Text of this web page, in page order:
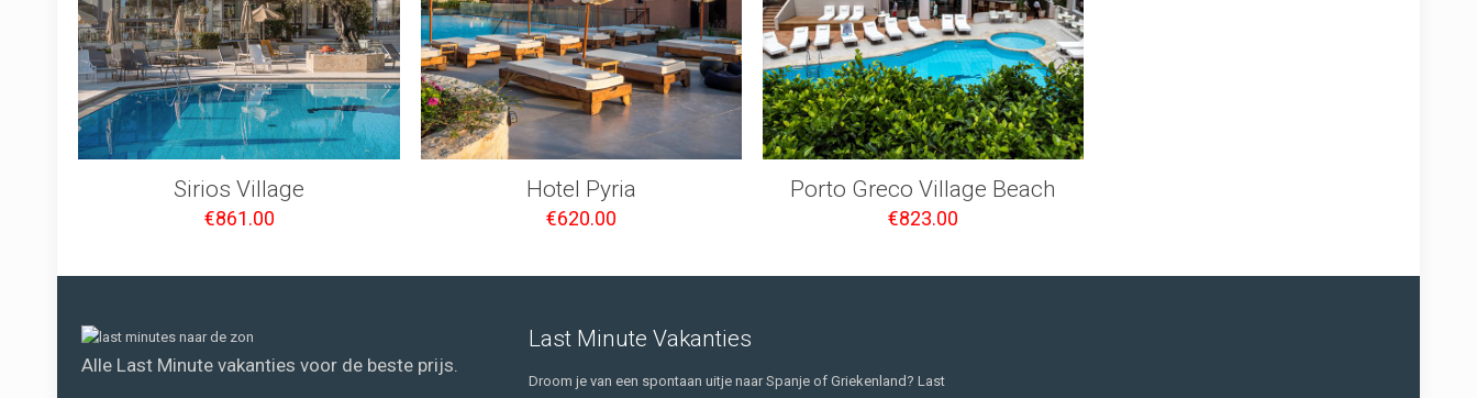
Sirios Village
€861.00
Hotel Pyria
€620.00
Porto Greco Village Beach
€823.00
Alle Last Minute vakanties voor de beste prijs.
Last Minute Vakanties
Droom je van een spontaan uitje naar Spanje of Griekenland? Last